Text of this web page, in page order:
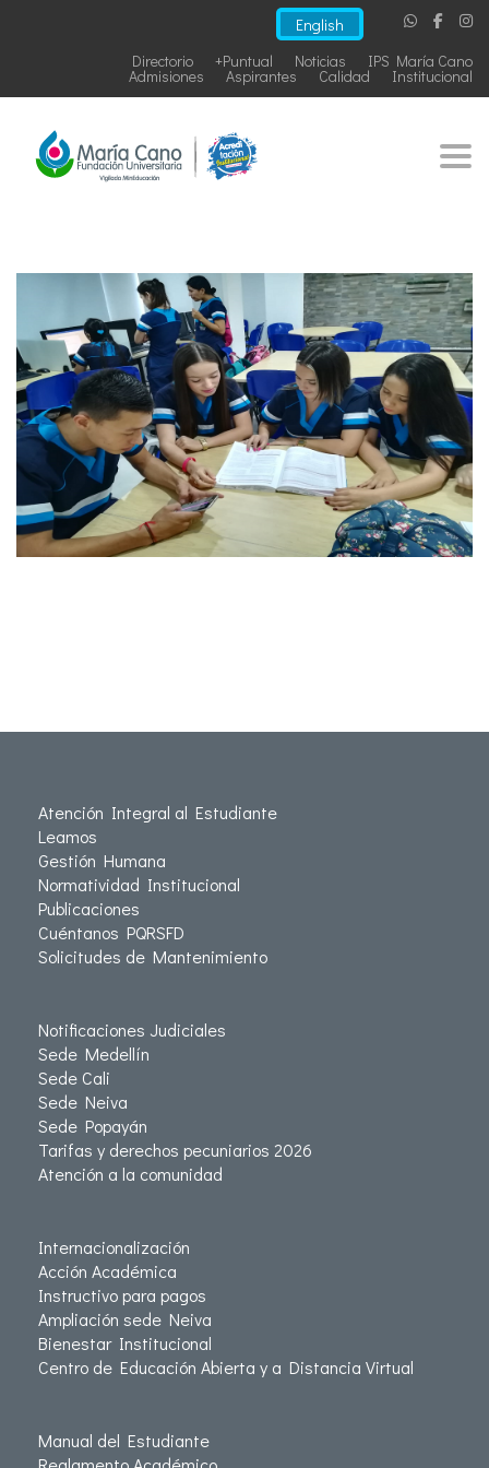
English
IPS María Cano
Noticias
+Puntual
Directorio
Institucional
Calidad
Aspirantes
Admisiones
Atención Integral al Estudiante
Leamos
Gestión Humana
Normatividad Institucional
Publicaciones
Cuéntanos PQRSFD
Solicitudes de Mantenimiento
Notificaciones Judiciales
Sede Medellín
Sede Cali
Sede Neiva
Sede Popayán
Tarifas y derechos pecuniarios 2026
Atención a la comunidad
Internacionalización
Acción Académica
Instructivo para pagos
Ampliación sede Neiva
Bienestar Institucional
Centro de Educación Abierta y a Distancia Virtual
Manual del Estudiante